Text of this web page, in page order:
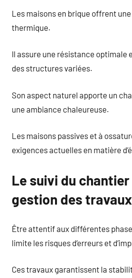
Les maisons en brique offrent
thermique.
Il assure une résistance optimale
des structures variées.
Son aspect naturel apporte un
une ambiance chaleureuse.
Les maisons passives et à
exigences actuelles en matière
Le suivi du
gestion des travaux
Être attentif aux différentes
limite les risques d’erreurs et
Ces travaux garantissent la